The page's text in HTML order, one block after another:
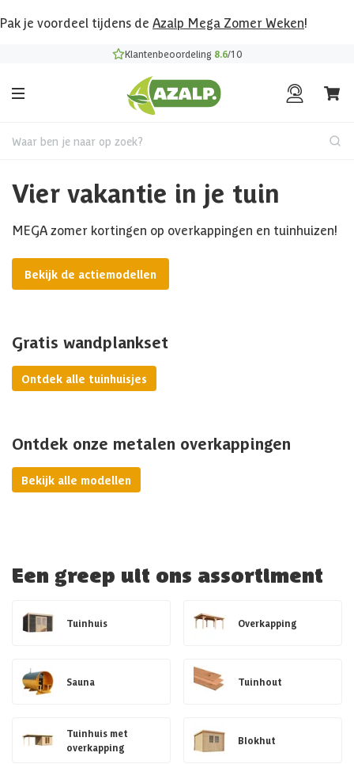
Pak je voordeel tijdens de Azalp Mega Zomer Weken!
Klantenbeoordeling 8.6/10
Waar ben je naar op zoek?
Vier vakantie in je tuin
MEGA zomer kortingen op overkappingen en tuinhuizen!
Bekijk de actiemodellen
Gratis wandplankset
Ontdek alle tuinhuisjes
Ontdek onze metalen overkappingen
Bekijk alle modellen
Een greep uit ons assortiment
Tuinhuis Overkapping
Sauna Tuinhout
Tuinhuis met
overkapping
Blokhut